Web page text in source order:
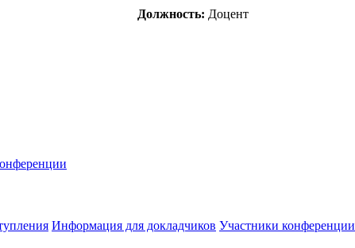
Должность: Доцент
Информация для докладчиков Участники конференции